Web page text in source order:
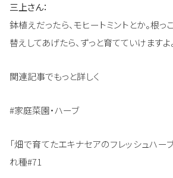
三上さん：
鉢植えだったら、モヒートミントとか。根っ
替えしてあげたら、ずっと育てていけますよ
関連記事でもっと詳しく
#家庭菜園・ハーブ
「畑で育てたエキナセアのフレッシュハー
れ種#71